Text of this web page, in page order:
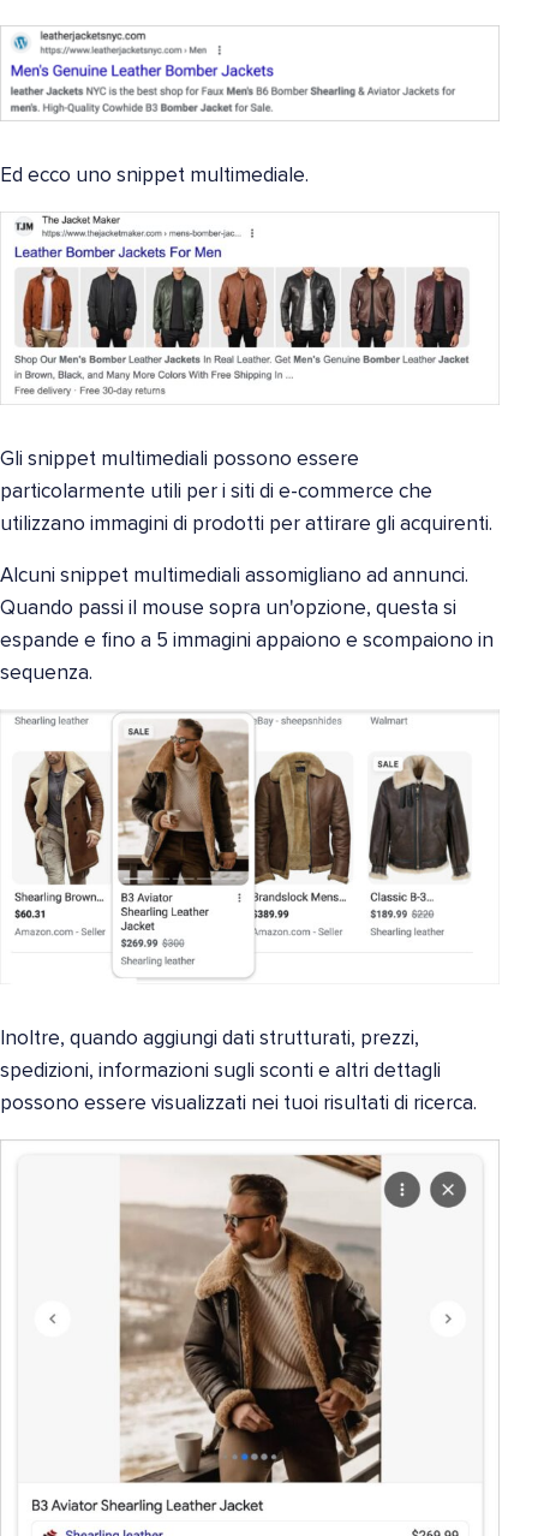
Ed ecco uno snippet multimediale.
Gli snippet multimediali possono essere
particolarmente utili per i siti di e-commerce che
utilizzano immagini di prodotti per attirare gli acquirenti.
Alcuni snippet multimediali assomigliano ad annunci.
Quando passi il mouse sopra un'opzione, questa si
espande e fino a 5 immagini appaiono e scompaiono in
sequenza.
Inoltre, quando aggiungi dati strutturati, prezzi,
spedizioni, informazioni sugli sconti e altri dettagli
possono essere visualizzati nei tuoi risultati di ricerca.